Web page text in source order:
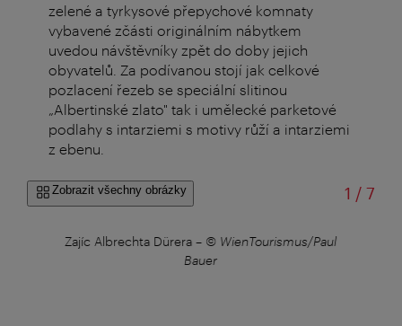
zelené a tyrkysové přepychové komnaty
vybavené zčásti originálním nábytkem
uvedou návštěvníky zpět do doby jejich
obyvatelů. Za podívanou stojí jak celkové
pozlacení řezeb se speciální slitinou
„Albertinské zlato" tak i umělecké parketové
podlahy s intarziemi s motivy růží a intarziemi
z ebenu.
Zobrazit všechny obrázky 1 /z7
Zajíc Albrechta Dürera – © WienTourismus/Paul
Bauer